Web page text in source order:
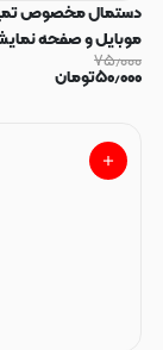
دستمال مخصوص
موبایل و صفحه
رندوم)
۷۵٫۰۰۰
۵۰٫۰۰۰تومان